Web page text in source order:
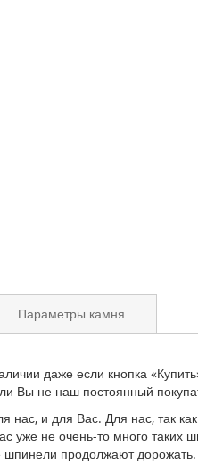
даже если кнопка
Вы не наш постоянный
нас, и для Вас. Для нас, так
уже не очень-то много таких
шпинели продолжают дорожать.
Параметры камня